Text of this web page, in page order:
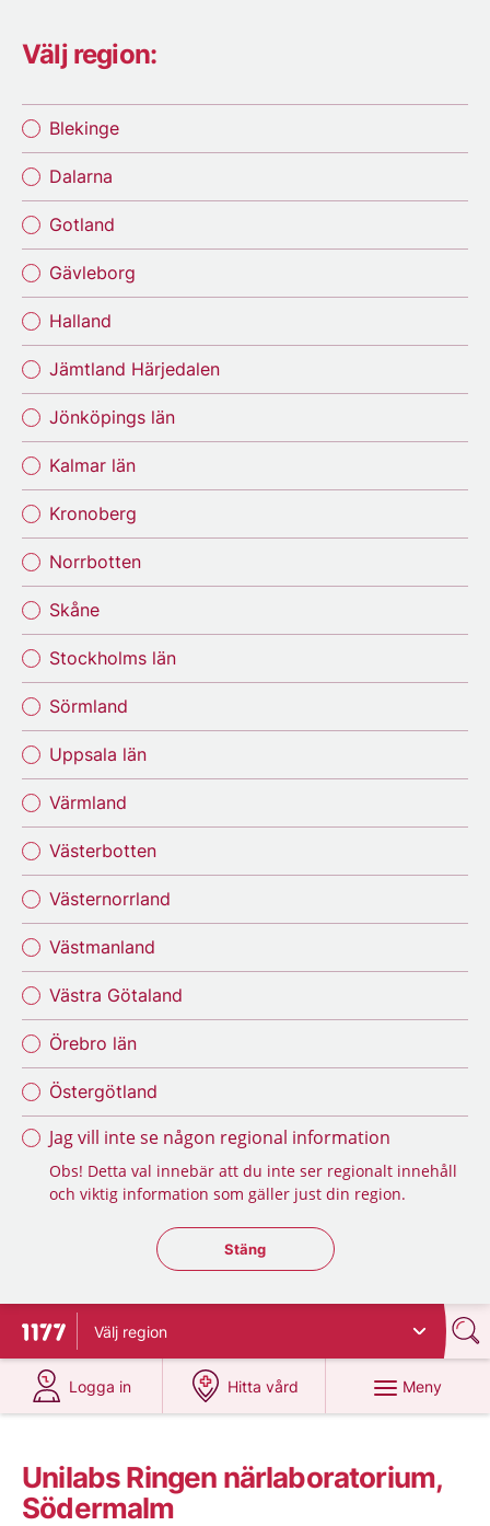
Välj region:
Blekinge
Dalarna
Gotland
Gävleborg
Halland
Jämtland Härjedalen
Jönköpings län
Kalmar län
Kronoberg
Norrbotten
Skåne
Stockholms län
Sörmland
Uppsala län
Värmland
Västerbotten
Västernorrland
Västmanland
Västra Götaland
Örebro län
Östergötland
Jag vill inte se någon regional information
Obs! Detta val innebär att du inte ser regionalt innehåll
och viktig information som gäller just din region.
Stäng regionsväljaren
Stäng
Till startsidan för 1177
Välj region
Logga in
på 1177.se
Hitta vård
på 1177.se
Meny
Unilabs Ringen närlaboratorium,
Södermalm